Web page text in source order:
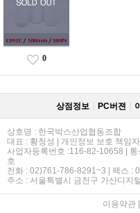
0
상점정보 PC버젼
상호명 : 한국박스산업협동조합
대표 : 황청성 | 개인정보 보호 책임
사업자등록번호 :116-82-10658 |
호
전화 : 02)761-786-8291~3 | 팩스 :
주소 : 서울특별시 금천구 가산디지
이용약관|